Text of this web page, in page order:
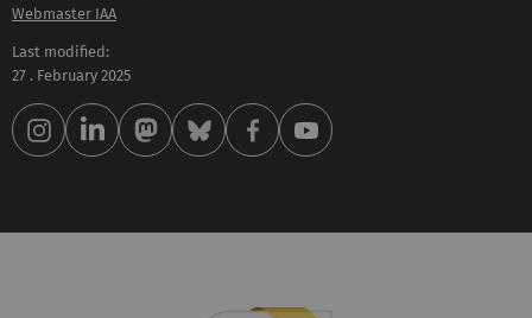
Webmaster IAA
Last modified:
27 . February 2025